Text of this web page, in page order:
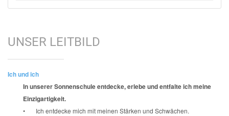
UNSER LEITBILD
Ich und ich
In unserer Sonnenschule entdecke, erlebe und entfalte ich meine
Einzigartigkeit.
• Ich entdecke mich mit meinen Stärken und Schwächen.